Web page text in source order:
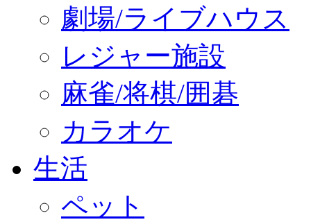
劇場/ライブハウス
レジャー施設
麻雀/将棋/囲碁
カラオケ
生活
ペット